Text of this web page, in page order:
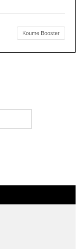
Koume Booster